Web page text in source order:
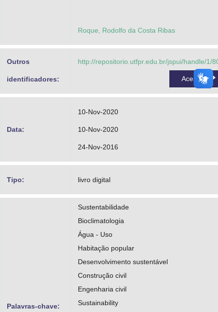
Roque, Rodolfo da Costa Ribas
Outros
identificadores:
http://repositorio.utfpr.edu.br/jspui/handle/1/
Acessar
Data:
10-Nov-2020
10-Nov-2020
24-Nov-2016
Tipo: livro digital
Palavras-chave:
Sustentabilidade
Bioclimatologia
Água - Uso
Habitação popular
Desenvolvimento sustentável
Construção civil
Engenharia civil
Sustainability